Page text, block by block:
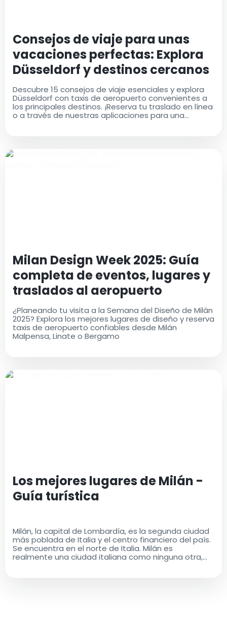
Consejos de viaje para unas
vacaciones perfectas: Explora
Düsseldorf y destinos cercanos
Descubre 15 consejos de viaje esenciales y explora
Düsseldorf con taxis de aeropuerto convenientes a
los principales destinos. ¡Reserva tu traslado en línea
o a través de nuestras aplicaciones para una
Milan Design Week 2025: Guía
completa de eventos, lugares y
traslados al aeropuerto
¿Planeando tu visita a la Semana del Diseño de Milán
2025? Explora los mejores lugares de diseño y reserva
taxis de aeropuerto confiables desde Milán
Malpensa, Linate o Bergamo
Los mejores lugares de Milán -
Guía turística
Milán, la capital de Lombardía, es la segunda ciudad
más poblada de Italia y el centro financiero del país.
Se encuentra en el norte de Italia. Milán es
realmente una ciudad italiana como ninguna otra,